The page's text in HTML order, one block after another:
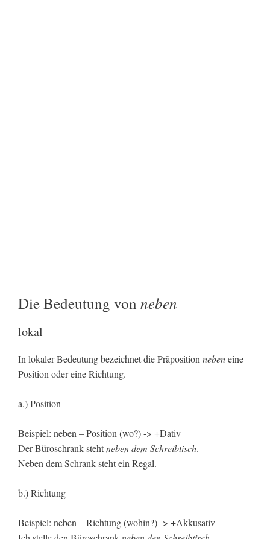
Die Bedeutung von neben
lokal
In lokaler Bedeutung bezeichnet die Präposition nebeneine
Position oder eine Richtung.
a.) Position
Beispiel: neben – Position (wo?) -> +Dativ
Der Büroschrank stehtneben dem Schreibtisch.
Neben dem Schrank steht ein Regal.
b.) Richtung
Beispiel: neben – Richtung (wohin?) -> +Akkusativ